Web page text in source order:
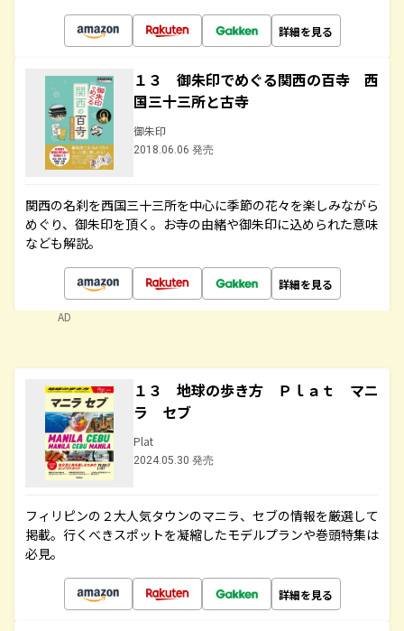
詳細を見る
１３ 御朱印でめぐる関西の百寺 西
国三十三所と古寺
御朱印
2018.06.06 発売
関西の名刹を西国三十三所を中心に季節の花々を楽しみながら
めぐり、御朱印を頂く。お寺の由緒や御朱印に込められた意味
なども解説。
詳細を見る
AD
１３ 地球の歩き方 Ｐｌａｔ マニ
ラ セブ
Plat
2024.05.30 発売
フィリピンの２大人気タウンのマニラ、セブの情報を厳選して
掲載。行くべきスポットを凝縮したモデルプランや巻頭特集は
必見。
詳細を見る